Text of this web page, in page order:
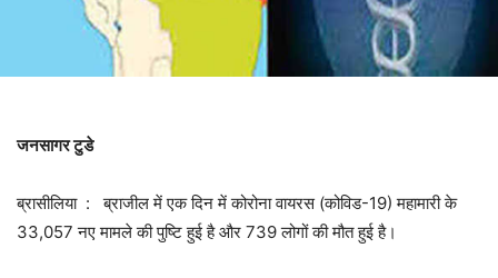
जनसागर टुडे
ब्रासीलिया : ब्राजील में एक दिन में कोरोना वायरस (कोविड-19) महामारी के
33,057 नए मामले की पुष्टि हुई है और 739 लोगों की मौत हुई है।